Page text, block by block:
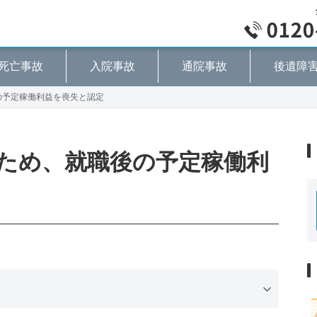
亡事故 入院事故 通院事故 後遺障
定稼働利益を喪失と認定
め、就職後の予定稼働利